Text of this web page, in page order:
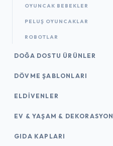
OYUNCAK BEBEKLER
PELUŞ OYUNCAKLAR
ROBOTLAR
DOĞA DOSTU ÜRÜNLER
DÖVME ŞABLONLARI
ELDIVENLER
EV & YAŞAM & DEKORASYON
GIDA KAPLARI